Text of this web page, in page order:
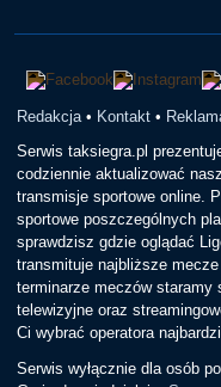
Redakcja • Kontakt •
Serwis taksiegra.pl
codziennie aktualizować
transmisje sportowe online.
sportowe poszczególnych
sprawdzisz gdzie oglądać
transmituje najbliższe
terminarze meczów staramy
telewizyjne oraz
Ci wybrać operatora
Serwis wyłącznie dla osób